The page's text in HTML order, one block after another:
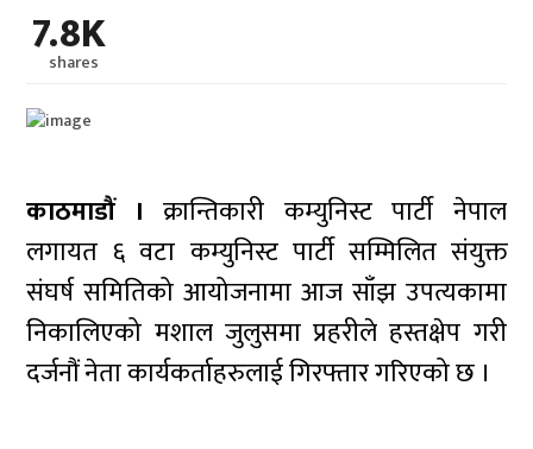
7.8K
shares
काठमाडौं । क्रान्तिकारी कम्युनिस्ट पार्टी नेपाल
लगायत ६ वटा कम्युनिस्ट पार्टी सम्मिलित संयुक्त
संघर्ष समितिको आयोजनामा आज साँझ उपत्यकामा
निकालिएको मशाल जुलुसमा प्रहरीले हस्तक्षेप गरी
दर्जनौं नेता कार्यकर्ताहरुलाई गिरफ्तार गरिएको छ ।